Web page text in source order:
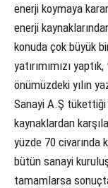
enerji koymaya
enerji
konuda çok büyük
yatırımımızı
önümüzdeki yılın
Sanayi A.Ş tükettiği
kaynaklardan
yüzde 70 civarında
bütün sanayi
tamamlarsa